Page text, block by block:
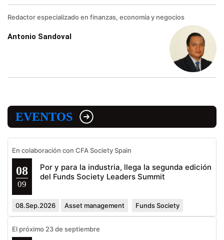
Redactor especializado en finanzas, economía y negocios
Antonio Sandoval
EVENTOS
En colaboración con CFA Society Spain
08
09
Por y para la industria, llega la segunda edición
del Funds Society Leaders Summit
08.Sep.2026 Asset management Funds Society
El próximo 23 de septiembre